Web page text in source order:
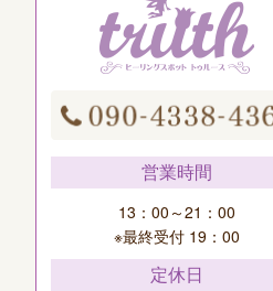
営業時間
13：00～21：00
※最終受付 19：00
定休日